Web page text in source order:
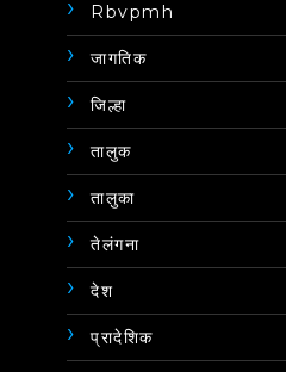
Rbvpmh
जागतिक
जिल्हा
तालुक
तालुका
तेलंगना
देश
प्रादेशिक